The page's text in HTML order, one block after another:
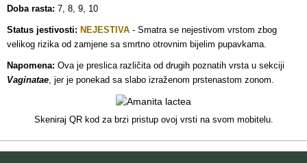
Doba rasta: 7, 8, 9, 10
Status jestivosti: NEJESTIVA - Smatra se nejestivom vrstom zbog
velikog rizika od zamjene sa smrtno otrovnim bijelim pupavkama.
Napomena: Ova je preslica različita od drugih poznatih vrsta u sekciji
Vaginatae, jer je ponekad sa slabo izraženom prstenastom zonom.
Skeniraj QR kod za brzi pristup ovoj vrsti na svom mobitelu.